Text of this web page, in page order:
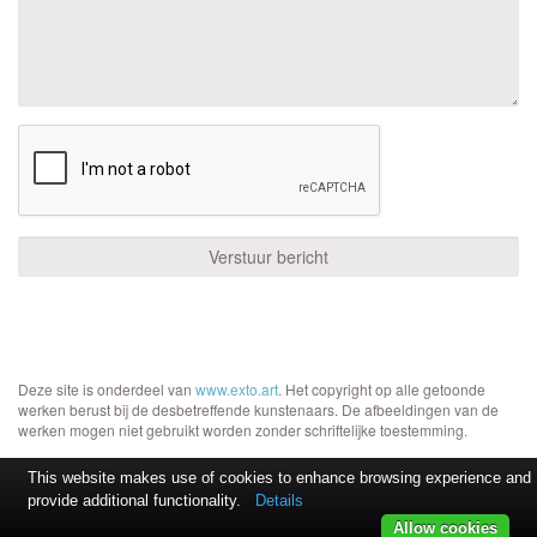
Deze site is onderdeel van www.exto.art. Het copyright op alle getoonde
werken berust bij de desbetreffende kunstenaars. De afbeeldingen van de
werken mogen niet gebruikt worden zonder schriftelijke toestemming.
This website makes use of cookies to enhance browsing experience and
provide additional functionality.
Details
Allow cookies